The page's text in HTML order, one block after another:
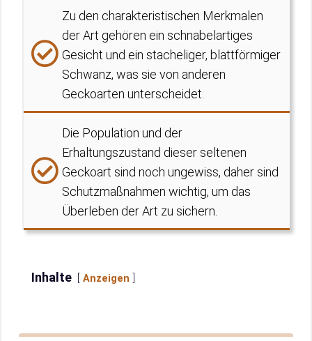
Zu den charakteristischen Merkmalen
der Art gehören ein schnabelartiges
Gesicht und ein stacheliger, blattförmiger
Schwanz, was sie von anderen
Geckoarten unterscheidet.
Die Population und der
Erhaltungszustand dieser seltenen
Geckoart sind noch ungewiss, daher sind
Schutzmaßnahmen wichtig, um das
Überleben der Art zu sichern.
Inhalte Anzeigen